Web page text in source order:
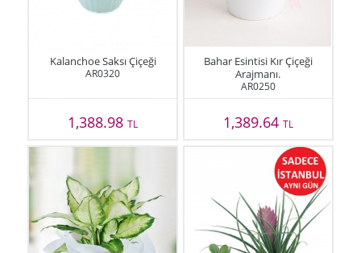
Kalanchoe Saksı Çiçeği
AR0320
1,388.98TL
Bahar Esintisi Kır Çiçeği
Arajmanı.
AR0250
1,389.64 TL